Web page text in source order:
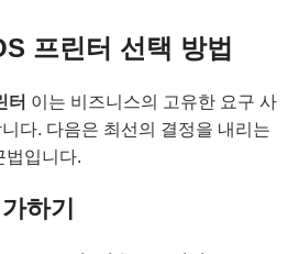
프린터 선택 방법
터 이는 비즈니스의 고유한 요구 사
다. 다음은 최선의 결정을 내리는
법입니다.
하기